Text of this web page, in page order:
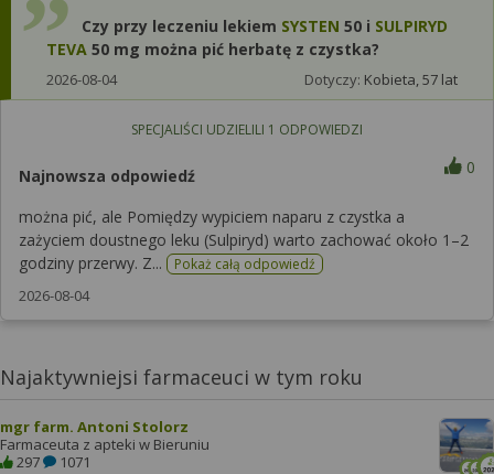
Czy przy leczeniu lekiem SYSTEN 50 i SULPIRYD
TEVA 50 mg można pić herbatę z czystka?
2026-08-04 Dotyczy: Kobieta, 57 lat
SPECJALIŚCI UDZIELILI 1 ODPOWIEDZI
Najnowsza odpowiedź 0
można pić, ale Pomiędzy wypiciem naparu z czystka a
zażyciem doustnego leku (Sulpiryd) warto zachować około 1–2
godziny przerwy. Z...
Pokaż całą odpowiedź
2026-08-04
Najaktywniejsi farmaceuci w tym roku
mgr farm. Antoni Stolorz
Farmaceuta z apteki w Bieruniu
297
1071